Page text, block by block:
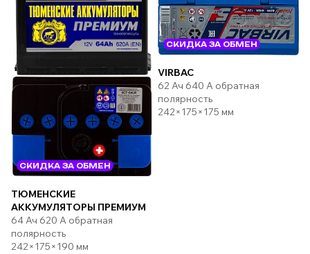
СКИДКА ЗА ОБМЕН
ТЮМЕНСКИЕ
АККУМУЛЯТОРЫ ПРЕМИУМ
64 Ач 620 А обратная
полярность
242×175×190 мм
СКИДКА ЗА ОБМЕН
VIRBAC
62 Ач 640 А обратная
полярность
242×175×175 мм